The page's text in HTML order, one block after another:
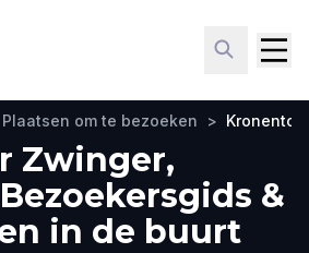
Plaatsen om te bezoeken > Kronentor
Zwinger,
&
in de buurt